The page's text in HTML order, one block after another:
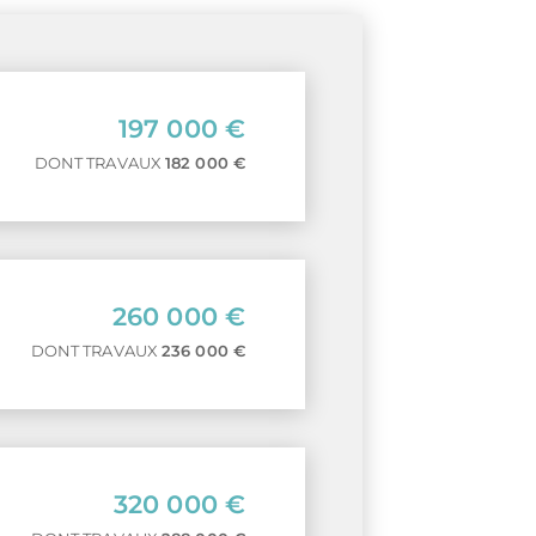
197 000 €
DONT TRAVAUX182 000 €
260 000 €
DONT TRAVAUX236 000 €
320 000 €